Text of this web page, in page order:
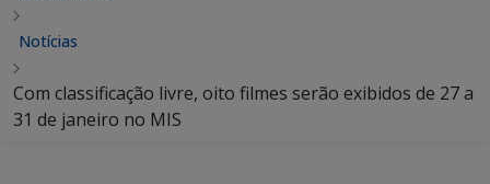
Notícias
Com classificação livre, oito filmes serão exibidos de 27 a
31 de janeiro no MIS